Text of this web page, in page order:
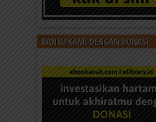
BANTU KAMI DENGAN DONASI